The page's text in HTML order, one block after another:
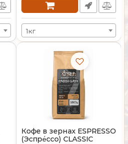
1кг
Кофе в зернах ESPRESSO
(Эспре́ссо) CLASSIC